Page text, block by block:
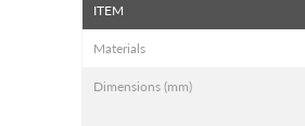
ITEM
Materials
Dimensions (mm)